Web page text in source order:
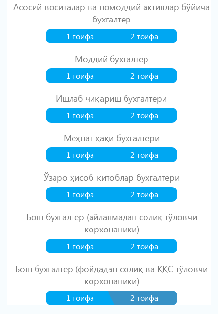
Асосий воситалар ва номоддий активлар бўйича
бухгалтер
1 тоифа 2 тоифа
Моддий бухгалтер
1 тоифа 2 тоифа
Ишлаб чиқариш бухгалтери
1 тоифа 2 тоифа
Меҳнат ҳақи бухгалтери
1 тоифа 2 тоифа
Ўзаро ҳисоб-китоблар бухгалтери
1 тоифа 2 тоифа
Бош бухгалтер (айланмадан солиқ тўловчи
корхонаники)
1 тоифа 2 тоифа
Бош бухгалтер (фойдадан солиқ ва ҚҚС тўловчи
корхонаники)
1 тоифа 2 тоифа